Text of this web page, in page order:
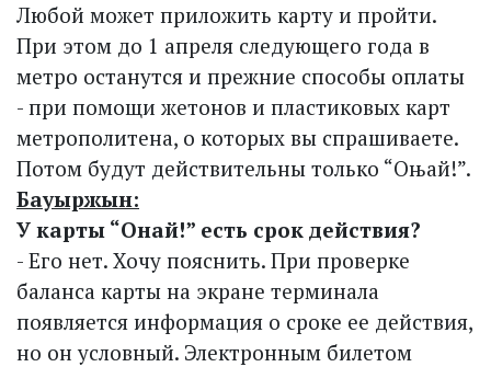
Любой может приложить карту и пройти.
При этом до 1 апреля следующего года в
метро останутся и прежние способы оплаты
- при помощи жетонов и пластиковых карт
метрополитена, о которых вы спрашиваете.
Потом будут действительны только “Оњай!”.
Бауыржын:
У карты “Онай!” есть срок действия?
- Его нет. Хочу пояснить. При проверке
баланса карты на экране терминала
появляется информация о сроке ее действия,
но он условный. Электронным билетом